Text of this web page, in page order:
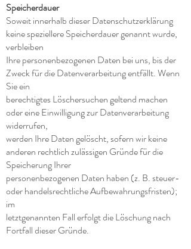
Speicherdauer
Soweit innerhalb dieser Datenschutzerklärung
keine speziellere Speicherdauer genannt wurde,
verbleiben
Ihre personenbezogenen Daten bei uns, bis der
Zweck für die Datenverarbeitung entfällt. Wenn
Sie ein
berechtigtes Löschersuchen geltend machen
oder eine Einwilligung zur Datenverarbeitung
widerrufen,
werden Ihre Daten gelöscht, sofern wir keine
anderen rechtlich zulässigen Gründe für die
Speicherung Ihrer
personenbezogenen Daten haben (z. B. steuer-
oder handelsrechtliche Aufbewahrungsfristen);
im
letztgenannten Fall erfolgt die Löschung nach
Fortfall dieser Gründe.